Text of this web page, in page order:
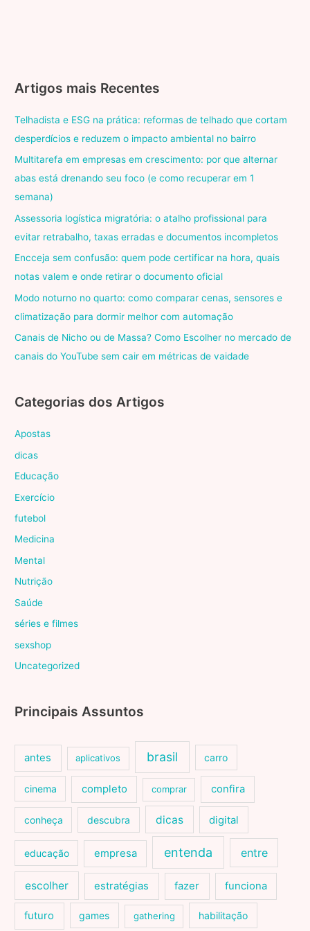
Artigos mais Recentes
Telhadista e ESG na prática: reformas de telhado que cortam
desperdícios e reduzem o impacto ambiental no bairro
Multitarefa em empresas em crescimento: por que alternar
abas está drenando seu foco (e como recuperar em 1
semana)
Assessoria logística migratória: o atalho profissional para
evitar retrabalho, taxas erradas e documentos incompletos
Encceja sem confusão: quem pode certificar na hora, quais
notas valem e onde retirar o documento oficial
Modo noturno no quarto: como comparar cenas, sensores e
climatização para dormir melhor com automação
Canais de Nicho ou de Massa? Como Escolher no mercado de
canais do YouTube sem cair em métricas de vaidade
Categorias dos Artigos
Apostas
dicas
Educação
Exercício
futebol
Medicina
Mental
Nutrição
Saúde
séries e filmes
sexshop
Uncategorized
Principais Assuntos
antes aplicativos brasil carro
cinema completo comprar confira
conheça descubra dicas digital
educação empresa entenda entre
escolher estratégias fazer funciona
futuro games gathering habilitação